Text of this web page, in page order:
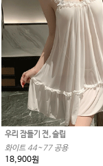
우리 잠들기 전, 슬립
화이트 44~77 공용
18,900원